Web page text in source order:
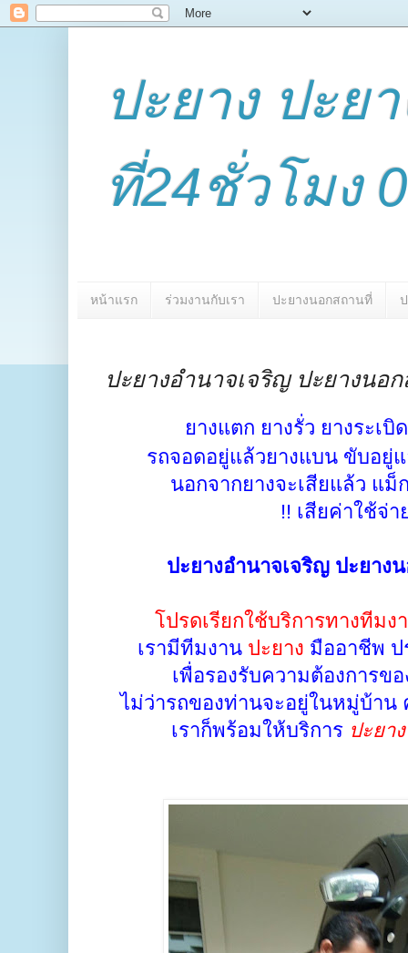
ปะยาง ปะย
ที่24ชั่วโมง
หน้าแรก ร่วมงานกับเรา ปะยางนอกสถานที่
ปะยางอำนาจเจริญ ปะยางนอ
ยางแตก ยางรั่ว ยางระเ
รถจอดอยู่แล้วยางแบน ขับอยู่
นอกจากยางจะเสียแล้ว แ
!! เสียค่าใช้จ่
ปะยางอำนาจเจริญ ปะยาง
โปรดเรียกใช้บริการทางทีมง
เรามีทีมงาน ปะยาง มืออาชีพ
เพื่อรองรับความต้องการข
ไม่ว่ารถของท่านจะอยู่ในหมู่บ้าน
เราก็พร้อมให้บริการ ปะยา